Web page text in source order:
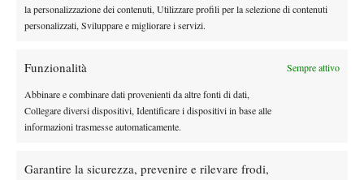
la personalizzazione dei contenuti, Utilizzare profili per la selezione di contenuti
personalizzati, Sviluppare e migliorare i servizi.
Funzionalità Sempre attivo
Abbinare e combinare dati provenienti da altre fonti di dati,
Collegare diversi dispositivi, Identificare i dispositivi in base alle
informazioni trasmesse automaticamente.
Garantire la sicurezza, prevenire e rilevare frodi,
Troppa la differenza di classe. Roger miscela con sapienza
discese a rete e scambi dal fondo, punendo la pesantezza del
l’irruenza dell’australiano e alza al cielo piangente la sua prima
coppa di uno Slam.Il Federer Express non si fermerà più. Dal
2004 al 2007 ha dominato il circuito in modo splendidamente
dispotico, una tirannia tecnica mai vista
settimo Wimbledon e del superamento delle 300 settimane come